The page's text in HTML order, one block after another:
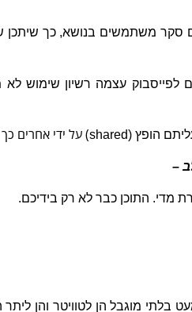
משתמשים בנושא, כך שיתכן
עצמה רשיון שימוש לא
הופץ (shared) על ידי אחרים
–
מדי. התוכן כבר לא רק בידיכם.
בלתי מוגבל הן לטוויטר והן